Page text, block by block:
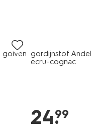
golven gordijnstof
ecru-cognac
24.
99